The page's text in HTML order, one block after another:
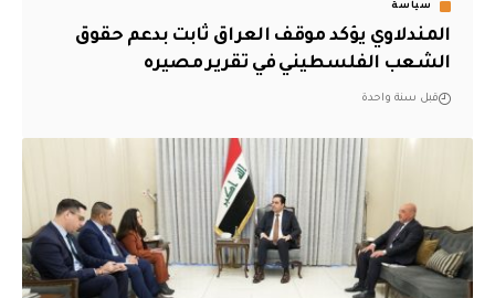
سياسة
المندلاوي يؤكد موقف العراق ثابت بدعم حقوق
الشعب الفلسطيني في تقرير مصيره
قبل سنة واحدة